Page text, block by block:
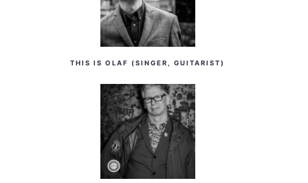
THIS IS OLAF (SINGER, GUITARIST)